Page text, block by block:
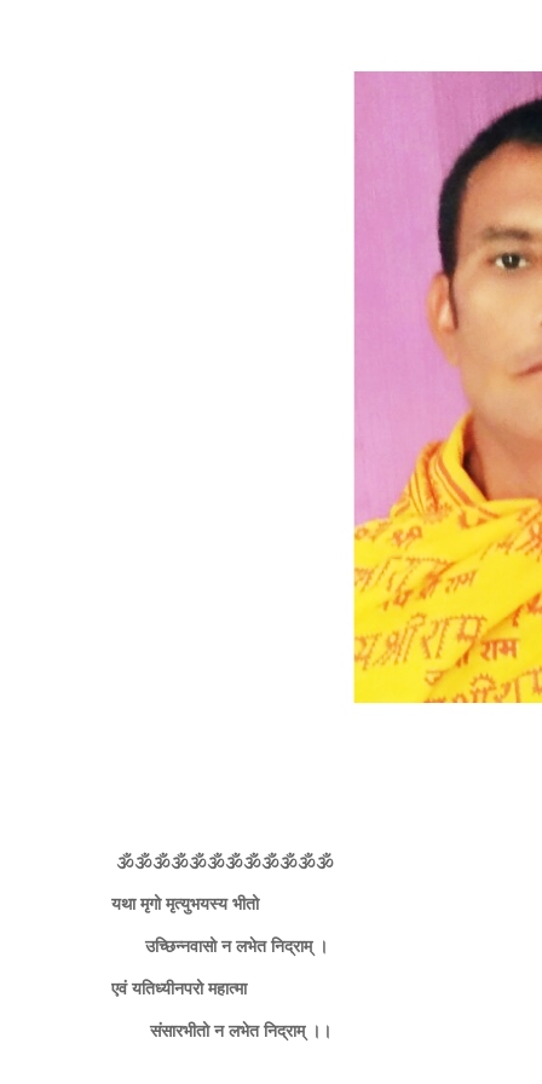
🕉️🕉️🕉️🕉️🕉️🕉️🕉️🕉️🕉️🕉️🕉️🕉️
यथा मृगो मृत्युभयस्य भीतो
उच्छिन्नवासो न लभेत निद्राम् ।
एवं यतिध्यीनपरो महात्मा
संसारभीतो न लभेत निद्राम् ।।